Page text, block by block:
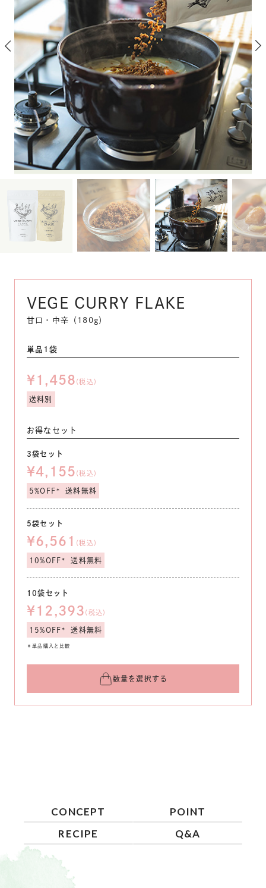
VEGE CURRY FLAKE
甘口・中辛（180g）
単品1袋
¥1,458 (税込)
送料別
お得なセット
3袋セット
¥4,155 (税込)
5%OFF* 送料無料
5袋セット
¥6,561 (税込)
10%OFF* 送料無料
10袋セット
¥12,393 (税込)
15%OFF* 送料無料
＊単品購入と比較
数量を選択する
CONCEPT
POINT
RECIPE
Q&A